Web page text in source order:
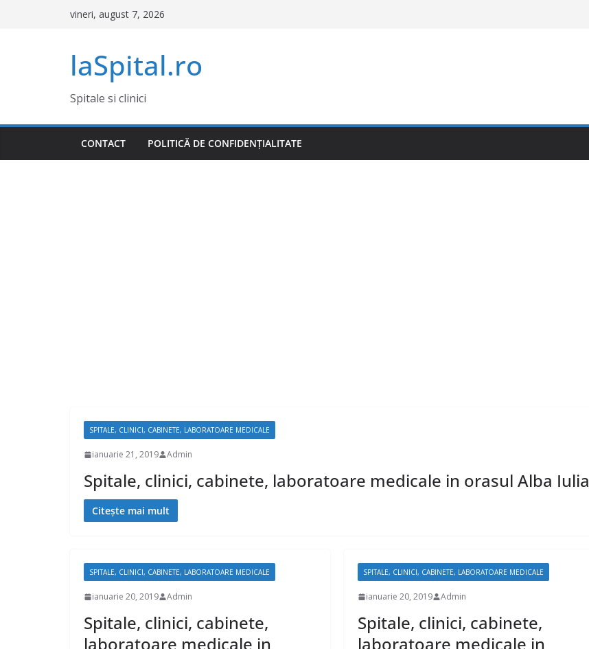
vineri, august 7, 2026
laSpital.ro
Spitale si clinici
CONTACT POLITICĂ DE CONFIDENȚIALITATE
SPITALE, CLINICI, CABINETE, LABORATOARE MEDICALE
ianuarie 21, 2019 Admin
Spitale, clinici, cabinete, laboratoare medicale in orasul Alba Iulia
Citește mai mult
SPITALE, CLINICI, CABINETE, LABORATOARE MEDICALE
ianuarie 20, 2019 Admin
Spitale, clinici, cabinete,
laboratoare medicale in
SPITALE, CLINICI, CABINETE, LABORATOARE MEDICALE
ianuarie 20, 2019 Admin
Spitale, clinici, cabinete,
laboratoare medicale in